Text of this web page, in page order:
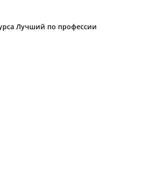
Лучший по профессии